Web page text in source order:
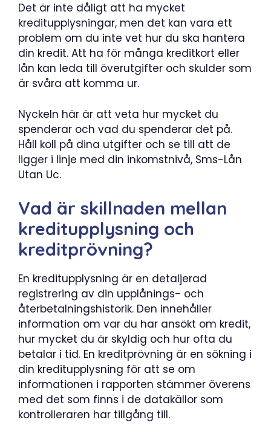
Det är inte dåligt att ha mycket
kreditupplysningar, men det kan vara ett
problem om du inte vet hur du ska hantera
din kredit. Att ha för många kreditkort eller
lån kan leda till överutgifter och skulder som
är svåra att komma ur.
Nyckeln här är att veta hur mycket du
spenderar och vad du spenderar det på.
Håll koll på dina utgifter och se till att de
ligger i linje med din inkomstnivå, Sms-Lån
Utan Uc.
Vad är skillnaden mellan
kreditupplysning och
kreditprövning?
En kreditupplysning är en detaljerad
registrering av din upplånings- och
återbetalningshistorik. Den innehåller
information om var du har ansökt om kredit,
hur mycket du är skyldig och hur ofta du
betalar i tid. En kreditprövning är en sökning i
din kreditupplysning för att se om
informationen i rapporten stämmer överens
med det som finns i de datakällor som
kontrolleraren har tillgång till.